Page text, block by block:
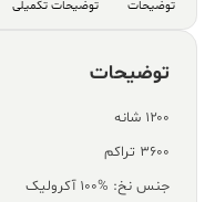
توضیحات توضیحات تکمیلی
توضیحات
۱۲۰۰ شانه
۳۶۰۰ تراکم
جنس نخ: %100 آکرولیک